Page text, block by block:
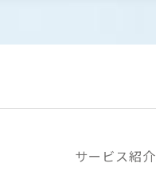
サービス紹介